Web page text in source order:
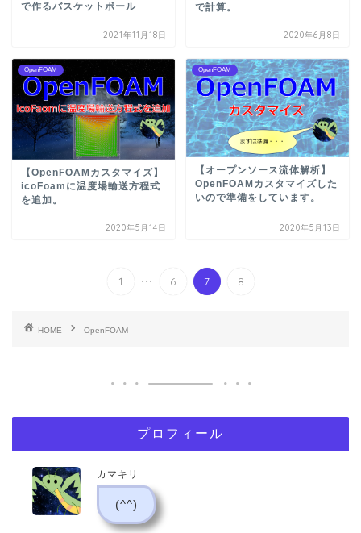
で作るバスケットボール
2021年11月18日
で計算。
2020年6月8日
OpenFOAM
【OpenFOAMカスタマイズ】
icoFoamに温度場輸送方程式
を追加。
2020年5月14日
OpenFOAM
【オープンソース流体解析】
OpenFOAMカスタマイズした
いので準備をしています。
2020年5月13日
1 ... 6 7 8
HOME OpenFOAM
プロフィール
カマキリ
(^^)